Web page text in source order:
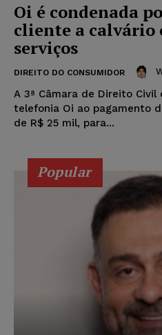
Oi é condenada
cliente a calvário
serviços
DIREITO DO CONSUMIDOR
A 3ª Câmara de Direito
telefonia Oi ao pagamento
de R$ 25 mil, para...
Popular